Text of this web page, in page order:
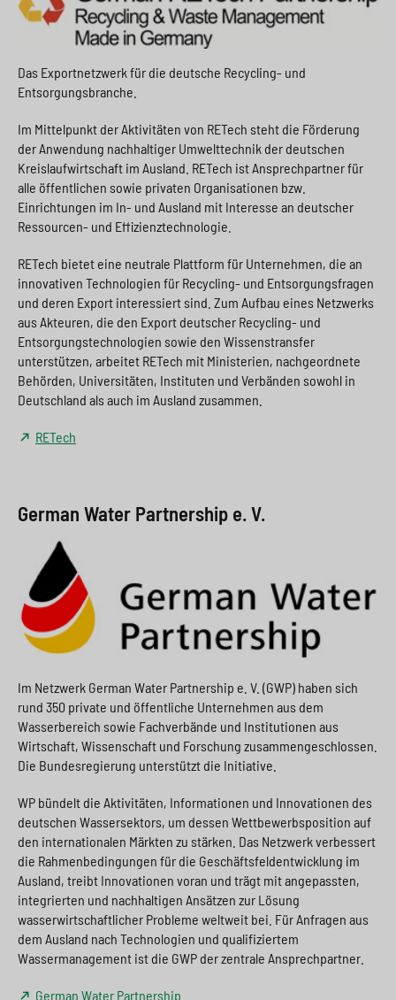
Das Exportnetzwerk für die deutsche Recycling- und
Entsorgungsbranche.
Im Mittelpunkt der Aktivitäten von RETech steht die Förderung
der Anwendung nachhaltiger Umwelttechnik der deutschen
Kreislaufwirtschaft im Ausland. RETech ist Ansprechpartner für
alle öffentlichen sowie privaten Organisationen bzw.
Einrichtungen im In- und Ausland mit Interesse an deutscher
Ressourcen- und Effizienztechnologie.
RETech bietet eine neutrale Plattform für Unternehmen, die an
innovativen Technologien für Recycling- und Entsorgungsfragen
und deren Export interessiert sind. Zum Aufbau eines Netzwerks
aus Akteuren, die den Export deutscher Recycling- und
Entsorgungstechnologien sowie den Wissenstransfer
unterstützen, arbeitet RETech mit Ministerien, nachgeordnete
Behörden, Universitäten, Instituten und Verbänden sowohl in
Deutschland als auch im Ausland zusammen.
RETech
German Water Partnership e. V.
Im Netzwerk German Water Partnership e. V. (GWP) haben sich
rund 350 private und öffentliche Unternehmen aus dem
Wasserbereich sowie Fachverbände und Institutionen aus
Wirtschaft, Wissenschaft und Forschung zusammengeschlossen.
Die Bundesregierung unterstützt die Initiative.
WP bündelt die Aktivitäten, Informationen und Innovationen des
deutschen Wassersektors, um dessen Wettbewerbsposition auf
den internationalen Märkten zu stärken. Das Netzwerk verbessert
die Rahmenbedingungen für die Geschäftsfeldentwicklung im
Ausland, treibt Innovationen voran und trägt mit angepassten,
integrierten und nachhaltigen Ansätzen zur Lösung
wasserwirtschaftlicher Probleme weltweit bei. Für Anfragen aus
dem Ausland nach Technologien und qualifiziertem
Wassermanagement ist die GWP der zentrale Ansprechpartner.
German Water Partnership